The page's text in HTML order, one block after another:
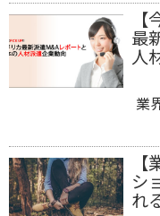
最
人
業
シ
れ